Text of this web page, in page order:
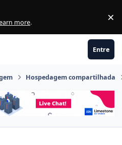
more. ×
Entre
Hospedagem compartilhada